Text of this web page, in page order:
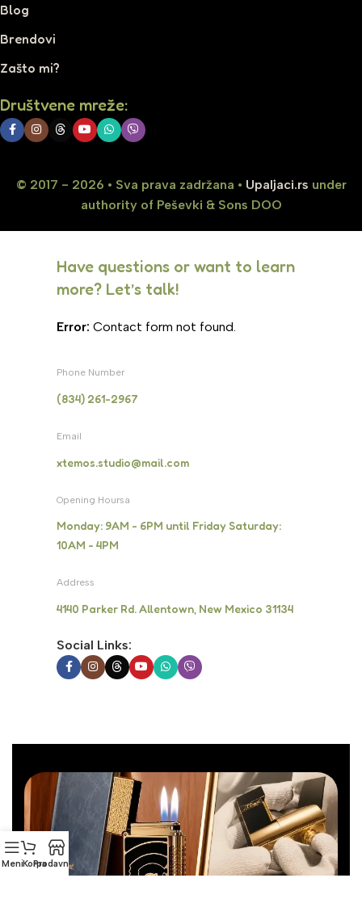
Blog
Brendovi
Zašto mi?
Društvene mreže:
© 2017 - 2026 • Sva prava zadržana • Upaljaci.rs under
authority of Peševki & Sons DOO
Have questions or want to learn
more? Let’s talk!
Error: Contact form not found.
Phone Number
(834) 261-2967
Email
xtemos.studio@mail.com
Opening Hoursa
Monday: 9AM - 6PM until Friday Saturday:
10AM - 4PM
Address
4140 Parker Rd. Allentown, New Mexico 31134
Social Links:
MeniKorpaProdavnica